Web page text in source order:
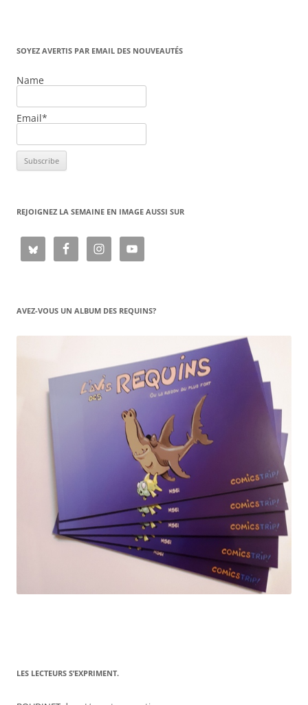
SOYEZ AVERTIS PAR EMAIL DES NOUVEAUTÉS
Name
Email*
REJOIGNEZ LA SEMAINE EN IMAGE AUSSI SUR
AVEZ-VOUS UN ALBUM DES REQUINS?
LES LECTEURS S’EXPRIMENT.